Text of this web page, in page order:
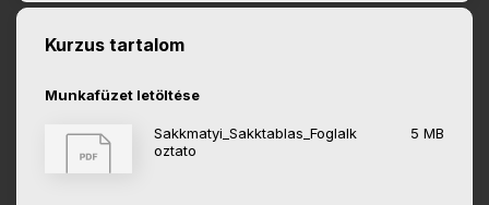
Kurzus tartalom
Munkafüzet letöltése
Sakkmatyi_Sakktablas_Foglalk
oztato
5 MB